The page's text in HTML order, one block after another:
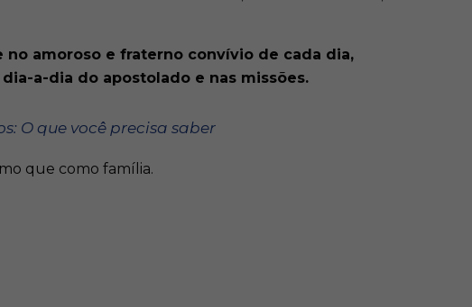
amoroso e fraterno convívio de cada dia,
a-dia do apostolado e nas missões.
O que você precisa saber
que como família.